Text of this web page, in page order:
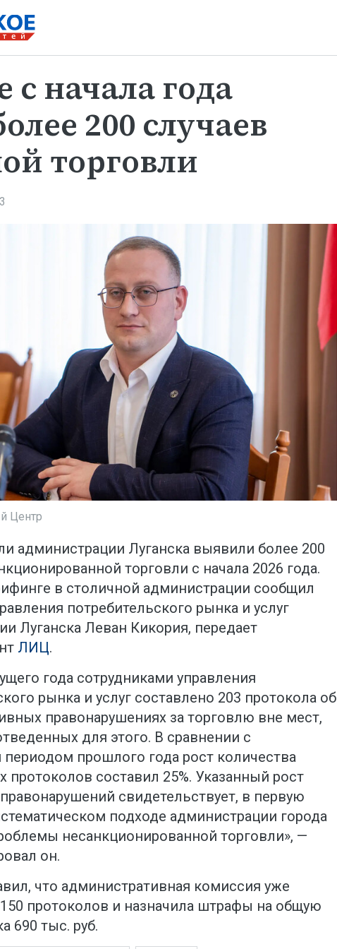
с начала года
200 случаев
торговли
Центр
администрации Луганска выявили более 200
торговли с начала 2026 года.
в столичной администрации сообщил
потребительского рынка и услуг
Луганска Леван Кикория, передает
ЛИЦ.
года сотрудниками управления
рынка и услуг составлено 203 протокола об
правонарушениях за торговлю вне мест,
для этого. В сравнении с
прошлого года рост количества
протоколов составил 25%. Указанный рост
свидетельствует, в первую
подходе администрации города
несанкционированной торговли», —
он.
что административная комиссия уже
протоколов и назначила штрафы на общую
690 тыс. руб.